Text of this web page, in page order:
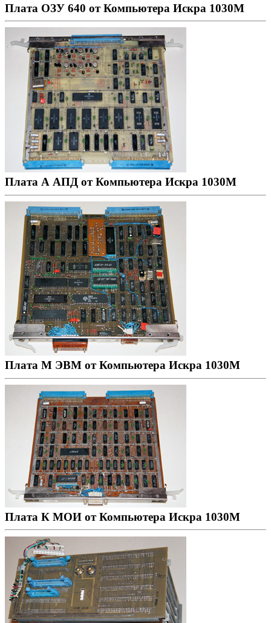
Плата ОЗУ 640 от Компьютера Искра 1030М
Плата А АПД от Компьютера Искра 1030М
Плата М ЭВМ от Компьютера Искра 1030М
Плата К МОИ от Компьютера Искра 1030М